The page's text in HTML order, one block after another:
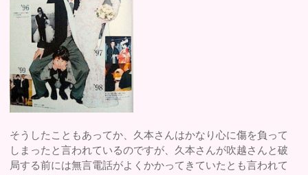
そうしたこともあってか、久本さんはかなり心に傷を負って
しまったと言われているのですが、久本さんが吹越さんと破
局する前には無言電話がよくかかってきていたとも言われて